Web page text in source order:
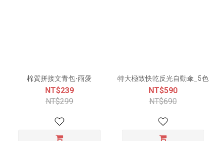
棉質拼接文青包-雨愛
NT$239
NT$299
特大極致快乾反光自動傘_5色
NT$590
NT$690